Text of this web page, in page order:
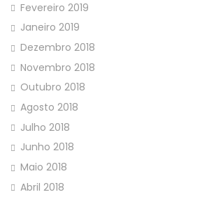
Fevereiro 2019
Janeiro 2019
Dezembro 2018
Novembro 2018
Outubro 2018
Agosto 2018
Julho 2018
Junho 2018
Maio 2018
Abril 2018